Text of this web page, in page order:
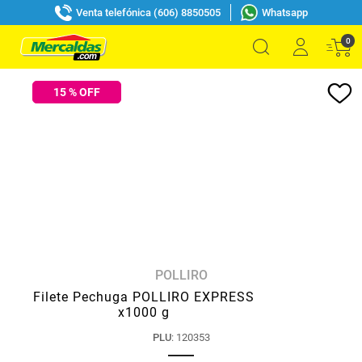
Venta telefónica (606) 8850505 Whatsapp
0
15% OFF
POLLIRO
Filete Pechuga POLLIRO EXPRESS
x1000 g
PLU: 120353